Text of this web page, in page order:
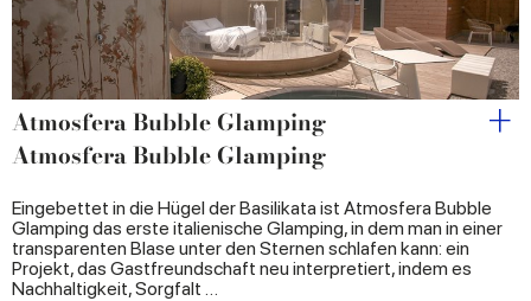
Atmosfera Bubble Glamping
Atmosfera Bubble Glamping
Eingebettet in die Hügel der Basilikata ist Atmosfera Bubble
Glamping das erste italienische Glamping, in dem man in einer
transparenten Blase unter den Sternen schlafen kann: ein
Projekt, das Gastfreundschaft neu interpretiert, indem es
Nachhaltigkeit, Sorgfalt …